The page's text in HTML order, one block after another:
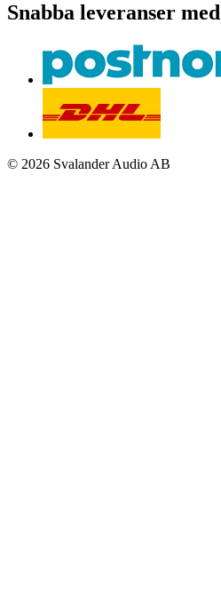
Snabba leveranser med
© 2026 Svalander Audio AB